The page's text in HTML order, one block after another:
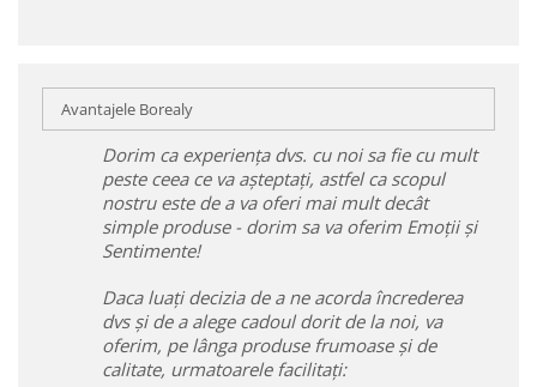
Avantajele Borealy
Dorim ca experiența dvs. cu noi sa fie cu mult
peste ceea ce va așteptați, astfel ca scopul
nostru este de a va oferi mai mult decât
simple produse - dorim sa va oferim Emoții și
Sentimente!
Daca luați decizia de a ne acorda încrederea
dvs și de a alege cadoul dorit de la noi, va
oferim, pe lânga produse frumoase și de
calitate, urmatoarele facilitați: